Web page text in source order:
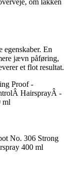
om lakken
En
jævn påføring,
et flot resultat.
Proof -
HairsprayÂ -
ml
No. 306 Strong
400 ml